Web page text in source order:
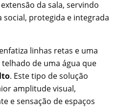
da sala, servindo
social, protegida e integrada
linhas retas e uma
de uma água que
. Este tipo de solução
amplitude visual,
e sensação de espaços